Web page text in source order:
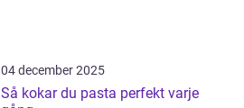
04 december 2025
Så kokar du pasta perfekt varje